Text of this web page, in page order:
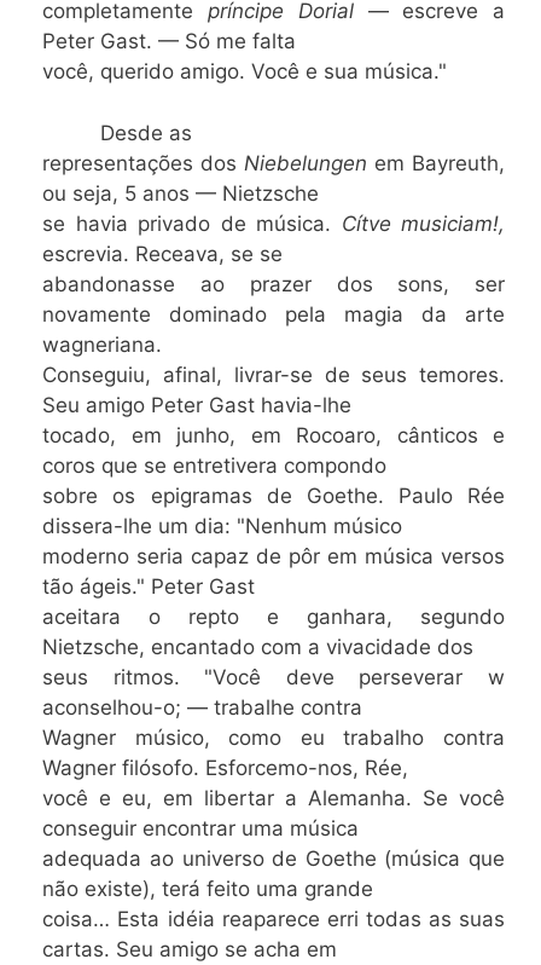
completamentepríncipe Dorial — escreve a
Peter Gast. — Só me falta
você, querido amigo. Você e sua música."
Desde as
representações dos Niebelungen em Bayreuth,
ou seja, 5 anos — Nietzsche
se havia privado de música. Cítve musiciam!,
escrevia. Receava, se se
abandonasse ao prazer dos sons, ser
novamente dominado pela magia da arte
wagneriana.
Conseguiu, afinal, livrar-se de seus temores.
Seu amigo Peter Gast havia-lhe
tocado, em junho, em Rocoaro, cânticos e
coros que se entretivera compondo
sobre os epigramas de Goethe. Paulo Rée
dissera-lhe um dia: "Nenhum músico
moderno seria capaz de pôr em música versos
tão ágeis." Peter Gast
aceitara o repto e ganhara, segundo
Nietzsche, encantado com a vivacidade dos
seus ritmos. "Você deve perseverar w
aconselhou-o; — trabalhe contra
Wagner músico, como eu trabalho contra
Wagner filósofo. Esforcemo-nos, Rée,
você e eu, em libertar a Alemanha. Se você
conseguir encontrar uma música
adequada ao universo de Goethe (música que
não existe), terá feito uma grande
coisa… Esta idéia reaparece erri todas as suas
cartas. Seu amigo se acha em